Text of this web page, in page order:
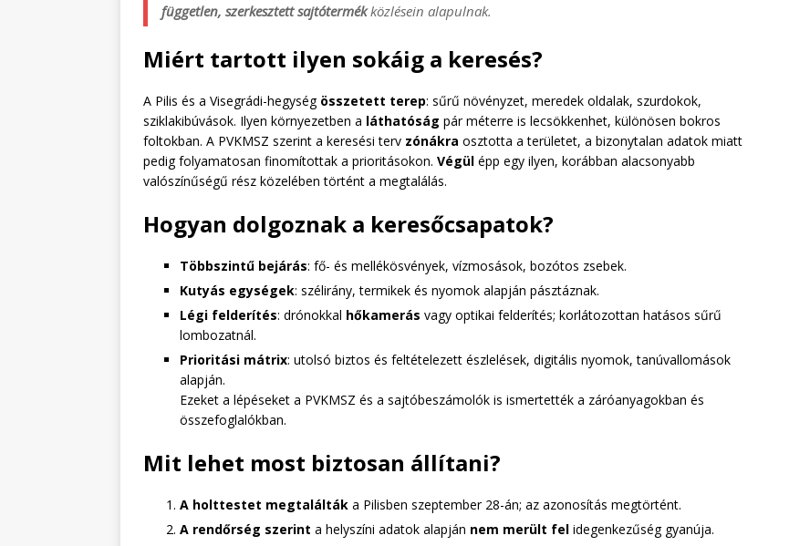
független, szerkesztett sajtótermékközlésein alapulnak.
Miért tartott ilyen sokáig a keresés?
A Pilis és a Visegrádi-hegység összetett terep: sűrű növényzet, meredek oldalak, szurdokok,
sziklakibúvások. Ilyen környezetben a láthatóság pár méterre is lecsökkenhet, különösen bokros
foltokban. A PVKMSZ szerint a keresési terv zónákra osztotta a területet, a bizonytalan adatok miatt
pedig folyamatosan finomítottak a prioritásokon. Végül épp egy ilyen, korábban alacsonyabb
valószínűségű rész közelében történt a megtalálás.
Hogyan dolgoznak a keresőcsapatok?
Többszintű bejárás: fő- és mellékösvények, vízmosások, bozótos zsebek.
Kutyás egységek: szélirány, termikek és nyomok alapján pásztáznak.
Légi felderítés: drónokkal hőkamerás vagy optikai felderítés; korlátozottan hatásos sűrű
lombozatnál.
Prioritási mátrix: utolsó biztos és feltételezett észlelések, digitális nyomok, tanúvallomások
alapján.
Ezeket a lépéseket a PVKMSZ és a sajtóbeszámolók is ismertették a záróanyagokban és
összefoglalókban.
Mit lehet most biztosan állítani?
A holttestet megtalálták a Pilisben szeptember 28-án; az azonosítás megtörtént.
A rendőrség szerint a helyszíni adatok alapján nem merült fel idegenkezűség gyanúja.